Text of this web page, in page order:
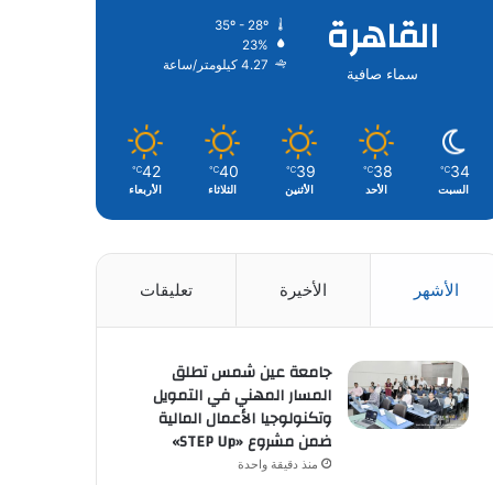
القاهرة
سماء صافية
23%
4.27 كيلومتر/ساعة
34
℃
السبت
38
℃
الأحد
39
℃
الأثنين
40
℃
الثلاثاء
42
℃
الأربعاء
الأشهر الأخيرة تعليقات
جامعة عين شمس تطلق
المسار المهني في التمويل
وتكنولوجيا الأعمال المالية
ضمن مشروع «STEP Up»
منذ دقيقة واحدة